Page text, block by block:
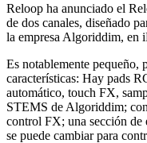
Reloop ha anunciado el
de dos canales, diseñado
la empresa Algoriddim, en
Es notablemente pequeño,
características: Hay pads
automático, touch FX,
STEMS de Algoriddim;
control FX; una sección de
se puede cambiar para